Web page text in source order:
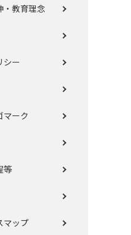
・教育理念
シー
マーク
等
マップ